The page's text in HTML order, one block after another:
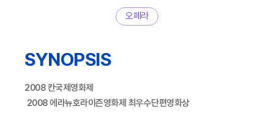
오페라
SYNOPSIS
2008 칸국제영화제
2008 에라뉴호라이즌영화제 최우수단편영화상